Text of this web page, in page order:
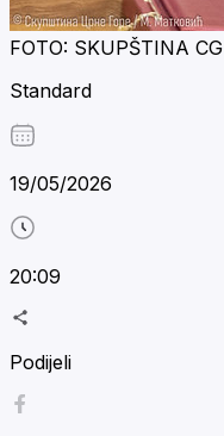
FOTO: SKUPŠTINA CG
Standard
19/05/2026
20:09
Podijeli